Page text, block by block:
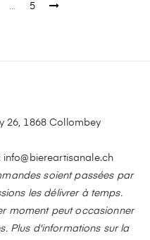
5
26, 1868 Collombey
info@biereartisanale.ch
soient passées par
les délivrer à temps.
moment peut occasionner
Plus d'informations sur la